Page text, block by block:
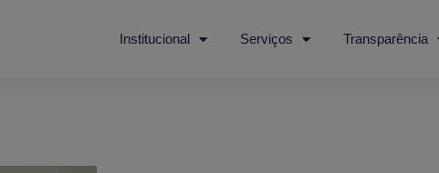
Institucional Serviços Transparência